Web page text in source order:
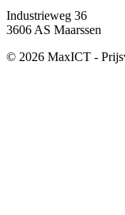
Industrieweg 36
3606 AS Maarssen
© 2026 MaxICT -